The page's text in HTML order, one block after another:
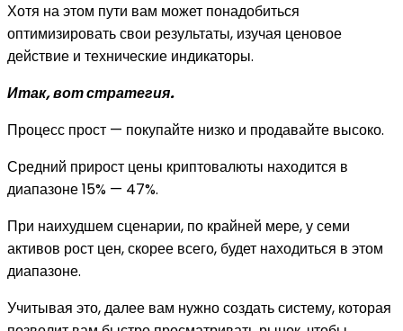
Хотя на этом пути вам может понадобиться
оптимизировать свои результаты, изучая ценовое
действие и технические индикаторы.
Итак, вот стратегия.
Процесс прост — покупайте низко и продавайте высоко.
Средний прирост цены криптовалюты находится в
диапазоне 15% — 47%.
При наихудшем сценарии, по крайней мере, у семи
активов рост цен, скорее всего, будет находиться в этом
диапазоне.
Учитывая это, далее вам нужно создать систему, которая